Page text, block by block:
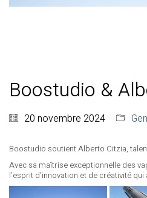
Boostudio &
20 novembre 2024
Boostudio soutient Alberto Citzia,
Avec sa maîtrise exceptionnelle des
l’esprit d’innovation et de créativité